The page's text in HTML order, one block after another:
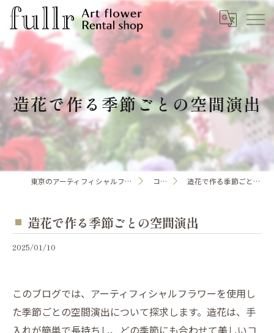
造花で作る季節ごとの空間演出
東京のアーティフィシャルフラワーならfullr コラム 造花で作る季節ごとの空間演出
造花で作る季節ごとの空間演出
2025/01/10
このブログでは、アーティフィシャルフラワーを使用し
た季節ごとの空間演出について探求します。造花は、手
入れが簡単で長持ちし、どの季節にも合わせて美しいコ